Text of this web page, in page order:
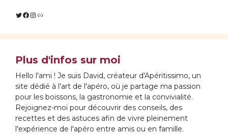
Twitter
Facebook
Instagram
Lien
Plus d'infos sur moi
Hello l'ami ! Je suis David, créateur d'Apéritissimo, un
site dédié à l'art de l'apéro, où je partage ma passion
pour les boissons, la gastronomie et la convivialité.
Rejoignez-moi pour découvrir des conseils, des
recettes et des astuces afin de vivre pleinement
l'expérience de l'apéro entre amis ou en famille.